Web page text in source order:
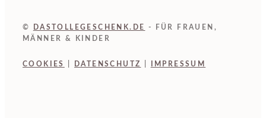
© DASTOLLEGESCHENK.DE
- FÜR FRAUEN,
MÄNNER & KINDER
COOKIES DATENSCHUTZ IMPRESSUM